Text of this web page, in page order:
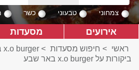
צמחוני טבעוני כשר
אירועים מסעדות
ראשי > חיפוש מסעדות > x.o burger באר שבע
ביקורות על x.o burger באר שבע